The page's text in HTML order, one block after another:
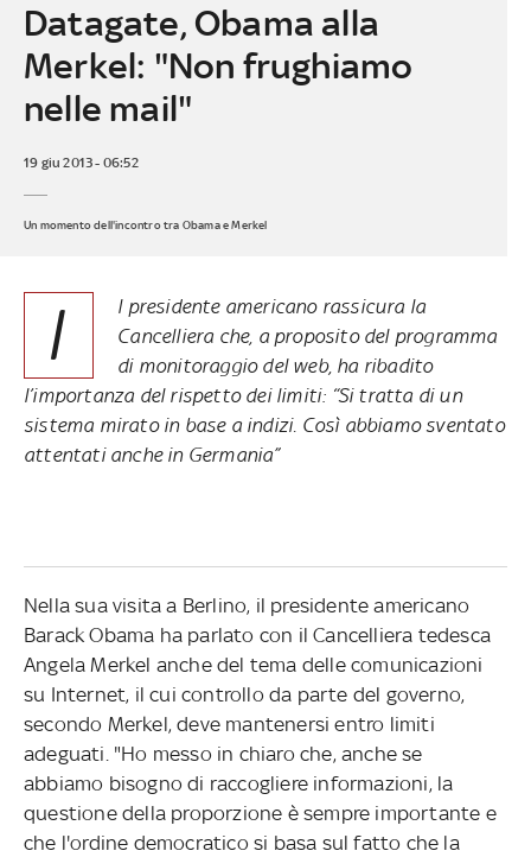
Datagate, Obama alla
Merkel: "Non frughiamo
nelle mail"
19 giu 2013 - 06:52
Un momento dell'incontro tra Obama e Merkel
I
l presidente americano rassicura la
Cancelliera che, a proposito del programma
di monitoraggio del web, ha ribadito
l’importanza del rispetto dei limiti: “Si tratta di un
sistema mirato in base a indizi. Così abbiamo sventato
attentati anche in Germania”
Nella sua visita a Berlino, il presidente americano
Barack Obama ha parlato con il Cancelliera tedesca
Angela Merkel anche del tema delle comunicazioni
su Internet, il cui controllo da parte del governo,
secondo Merkel, deve mantenersi entro limiti
adeguati. "Ho messo in chiaro che, anche se
abbiamo bisogno di raccogliere informazioni, la
questione della proporzione è sempre importante e
che l'ordine democratico si basa sul fatto che la